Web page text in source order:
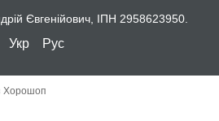
Євгенійович, ІПН 2958623950.
Укр Рус
Хорошоп